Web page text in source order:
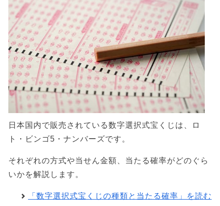
日本国内で販売されている数字選択式宝くじは、ロ
ト・ビンゴ5・ナンバーズです。
それぞれの方式や当せん金額、当たる確率がどのぐら
いかを解説します。
「数字選択式宝くじの種類と当たる確率」を読む